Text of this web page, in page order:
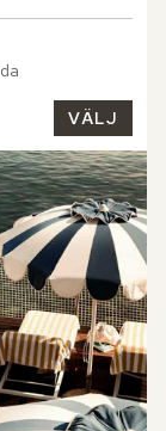
VÄLJ